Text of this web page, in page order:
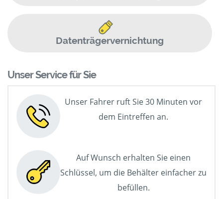
Datenträgervernichtung
Unser Service für Sie
Unser Fahrer ruft Sie 30 Minuten vor
dem Eintreffen an.
Auf Wunsch erhalten Sie einen
Schlüssel, um die Behälter einfacher zu
befüllen.